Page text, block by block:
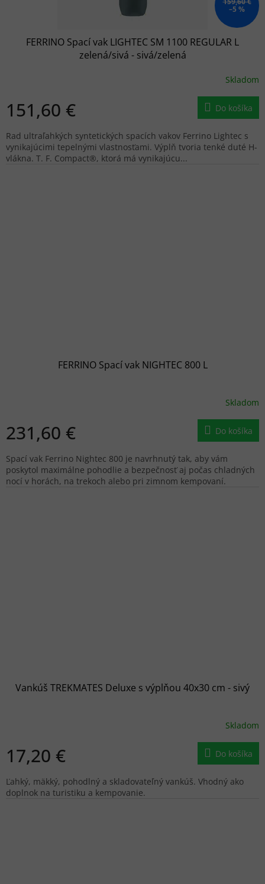
–5 %
FERRINO Spací vak LIGHTEC SM 1100 REGULAR L
zelená/sivá - sivá/zelená
Skladom
151,60 € Do košíka
Rad ultraľahkých syntetických spacích vakov Ferrino Lightec s
vynikajúcimi tepelnými vlastnosťami. Výplň tvoria tenké duté H-
vlákna. T. F. Compact®, ktorá má vynikajúcu...
FERRINO Spací vak NIGHTEC 800 L
Skladom
231,60 € Do košíka
Spací vak Ferrino Nightec 800 je navrhnutý tak, aby vám
poskytol maximálne pohodlie a bezpečnosť aj počas chladných
nocí v horách, na trekoch alebo pri zimnom kempovaní.
Vankúš TREKMATES Deluxe s výplňou 40x30 cm - sivý
Skladom
17,20 € Do košíka
Ľahký, mäkký, pohodlný a skladovateľný vankúš. Vhodný ako
doplnok na turistiku a kempovanie.